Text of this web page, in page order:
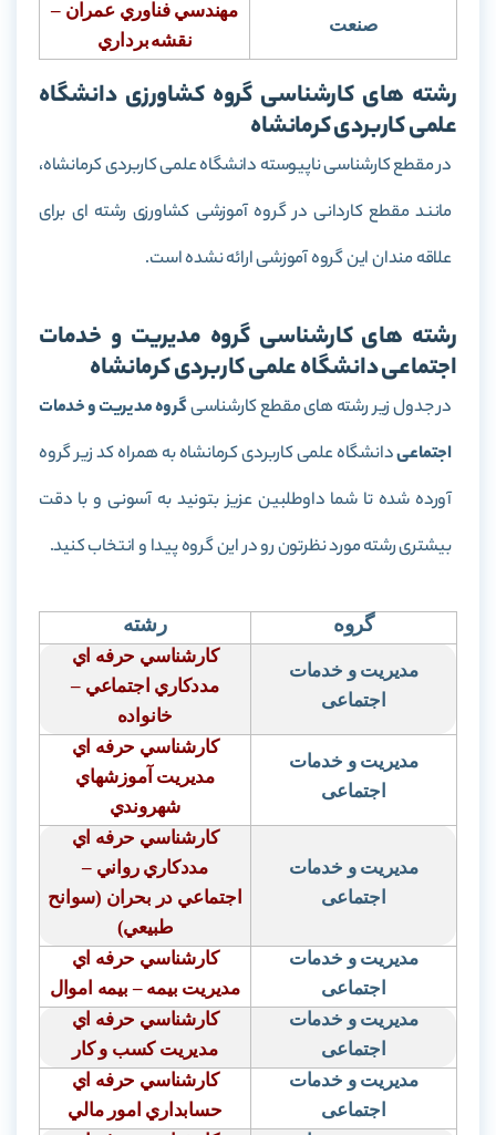
صنعت
مهندسي فناوري عمران–
نقشهبرداري
رشته های کارشناسی گروه کشاورزی دانشگاه
علمی کاربردی کرمانشاه
در مقطع کارشناسی ناپیوسته دانشگاه علمی کاربردی کرمانشاه،
مانند مقطع کاردانی در گروه آموزشی کشاورزی رشته ای برای
علاقه مندان این گروه آموزشی ارائه نشده است.
رشته های کارشناسی گروه مدیریت و خدمات
اجتماعی دانشگاه علمی کاربردی کرمانشاه
در جدول زیر رشته های مقطع کارشناسیگروه مدیریت و خدمات
اجتماعیدانشگاه علمی کاربردی کرمانشاه به همراه کد زیر گروه
آورده شده تا شما داوطلبین عزیز بتونید به آسونی و با دقت
بیشتری رشته مورد نظرتون رو در این گروه پیدا و انتخاب کنید.
گروه رشته
مدیریت و خدمات
اجتماعی
كارشناسي حرفه اي
مددكاري اجتماعي –
خانواده
مدیریت و خدمات
اجتماعی
كارشناسي حرفه اي
مديريت آموزشهاي
شهروندي
مدیریت و خدمات
اجتماعی
كارشناسي حرفه اي
مددكاري رواني –
اجتماعي در بحران (سوانح
طبيعي)
مدیریت و خدمات
اجتماعی
كارشناسي حرفه اي
مديريت بيمه – بيمه اموال
مدیریت و خدمات
اجتماعی
كارشناسي حرفه اي
مديريت كسب و كار
مدیریت و خدمات
اجتماعی
كارشناسي حرفه اي
حسابداري امور مالي